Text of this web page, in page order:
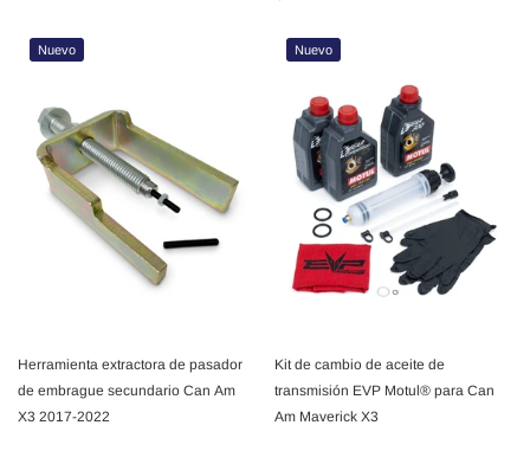
Nuevo
Herramienta extractora de pasador
de embrague secundario Can Am
X3 2017-2022
Nuevo
Kit de cambio de aceite de
transmisión EVP Motul® para Can
Am Maverick X3